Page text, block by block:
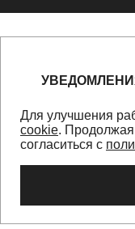
Для улучшения
cookie.
согласиться с